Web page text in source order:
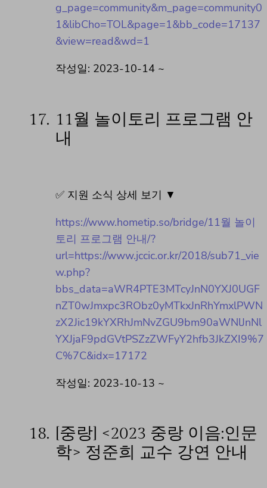
g_page=community&m_page=community0
1&libCho=TOL&page=1&bb_code=17137
&view=read&wd=1
작성일: 2023-10-14 ~
17. 11월 놀이토리 프로그램 안
내
✅ 지원 소식 상세 보기 ▼
https://www.hometip.so/bridge/11월 놀이
토리 프로그램 안내/?
url=https://www.jccic.or.kr/2018/sub71_vie
w.php?
bbs_data=aWR4PTE3MTcyJnN0YXJ0UGF
nZT0wJmxpc3RObz0yMTkxJnRhYmxlPWN
zX2Jic19kYXRhJmNvZGU9bm90aWNlJnNl
YXJjaF9pdGVtPSZzZWFyY2hfb3JkZXI9%7
C%7C&idx=17172
작성일: 2023-10-13 ~
18. [중랑] <2023 중랑 이음:인문
학> 정준희 교수 강연 안내